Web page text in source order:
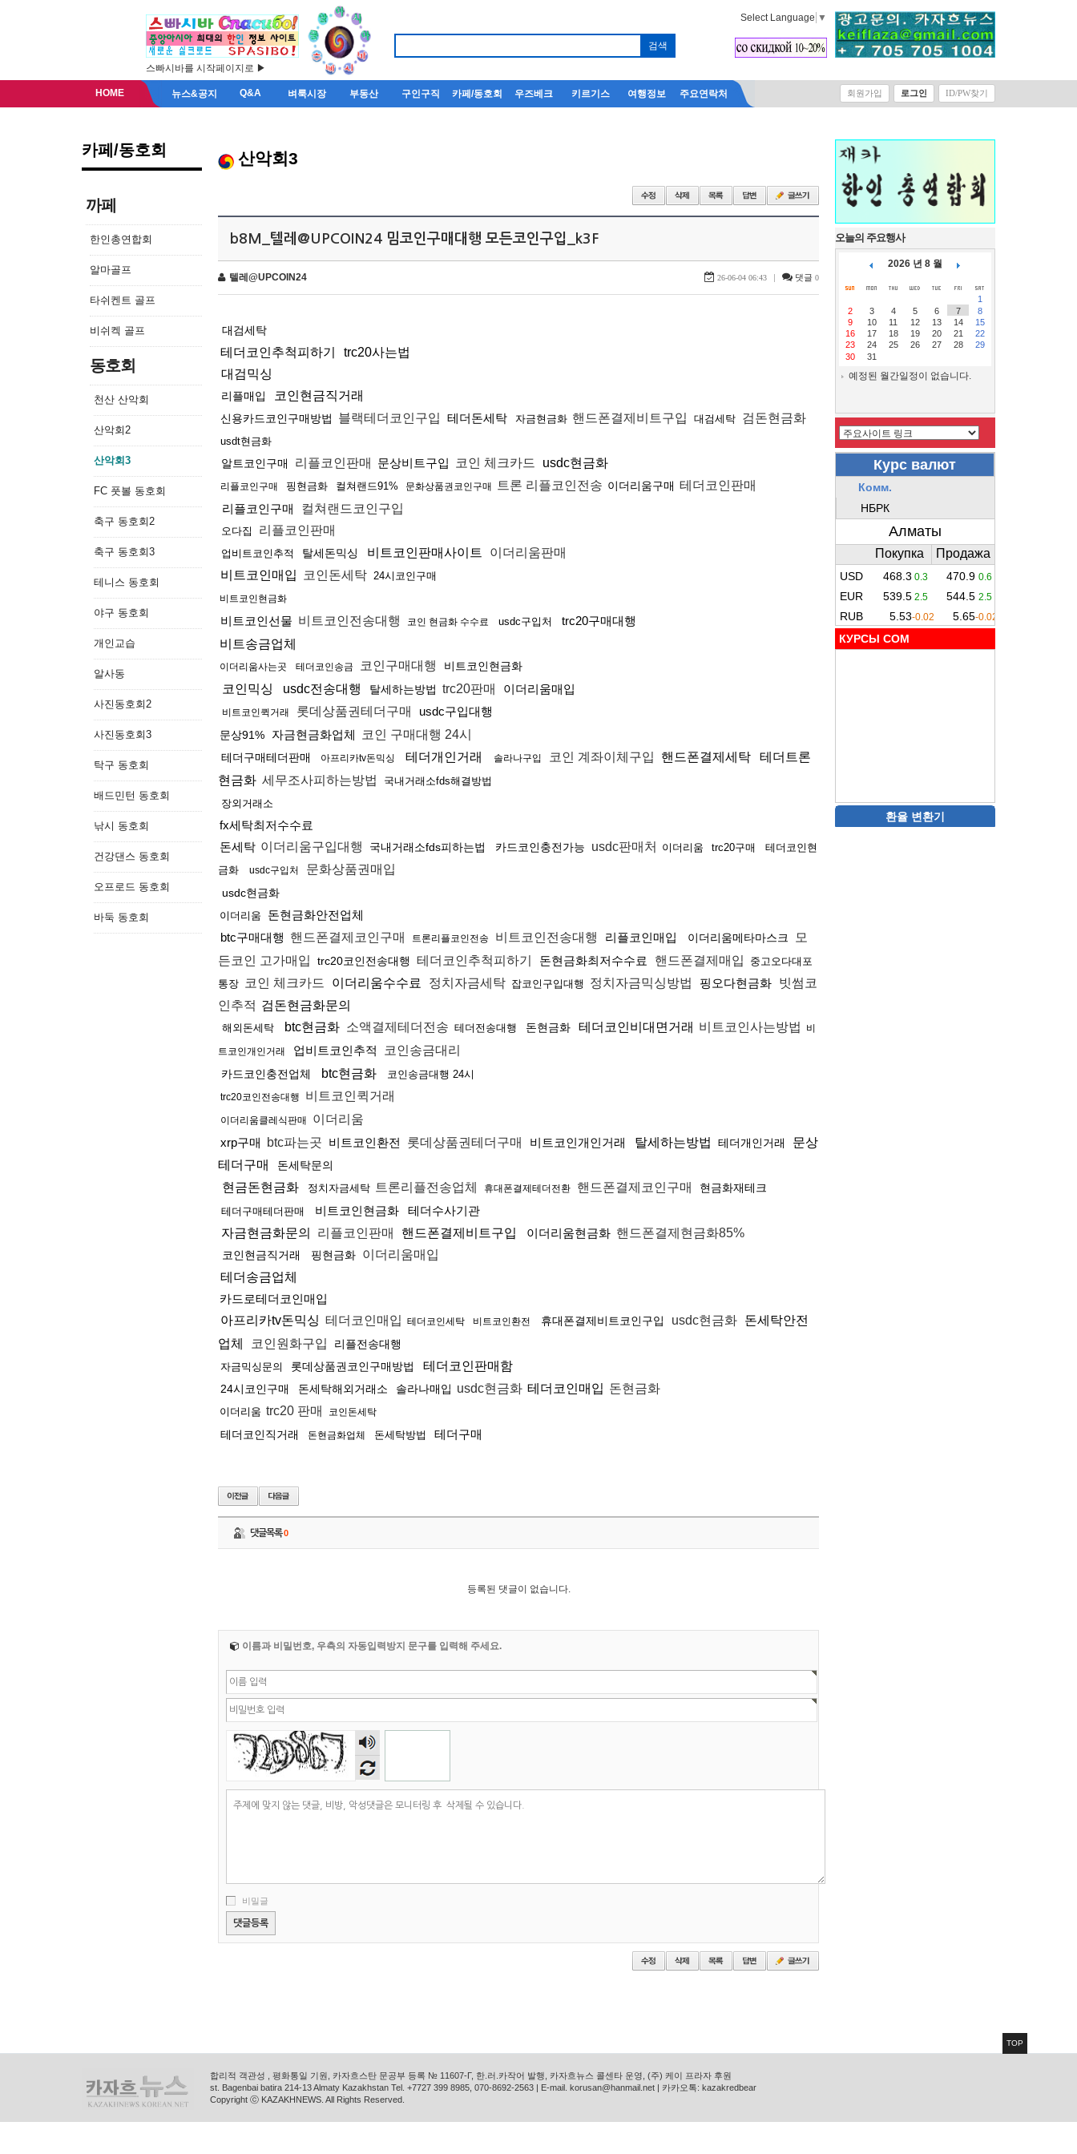
스빠시바를 시작페이지로 ▶
Select Language ▼
HOME 뉴스&공지 Q&A 벼룩시장 부동산 구인구직 카페/동호회 우즈베크 키르기스 여행정보 주요연락처 회원가입 로그인 ID/PW찾기
카페/동호회
까페
한인총연합회
알마골프
타쉬켄트 골프
비쉬켁 골프
동호회
천산 산악회
산악회2
산악회3
FC 풋볼 동호회
축구 동호회2
축구 동호회3
테니스 동호회
야구 동호회
개인교습
알사동
사진동호회2
사진동호회3
탁구 동호회
배드민턴 동호회
낚시 동호회
건강댄스 동호회
오프로드 동호회
바둑 동호회
산악회3
b8M_텔레@UPCOIN24 밈코인구매대행 모든코인구입_k3F
텔레@UPCOIN24 26-06-04 06:43 | 댓글 0
대검세탁
테더코인추척피하기
trc20사는법
대검믹싱
리플매입 코인현금직거래
신용카드코인구매방법 블랙테더코인구입 테더돈세탁 자금현금화 핸드폰결제비트구입 대검세탁 검돈현금화
usdt현금화
알트코인구매 리플코인판매 문상비트구입 코인 체크카드 usdc현금화
리플코인구매 핑현금화 컬쳐랜드91% 문화상품권코인구매 트론 리플코인전송 이더리움구매 테더코인판매
리플코인구매
컬쳐랜드코인구입
오다집 리플코인판매
업비트코인추적 탈세돈믹싱 비트코인판매사이트
이더리움판매
비트코인매입
코인돈세탁 24시코인구매
비트코인현금화
비트코인선물 비트코인전송대행 코인 현금화 수수료 usdc구입처
trc20구매대행
비트송금업체
이더리움사는곳 테더코인송금 코인구매대행 비트코인현금화
코인믹싱 usdc전송대행 탈세하는방법 trc20판매 이더리움매입
비트코인퀵거래 롯데상품권테더구매 usdc구입대행
문상91% 자금현금화업체 코인 구매대행 24시
테더구매테더판매 아프리카tv돈믹싱 테더개인거래 솔라나구입 코인 계좌이체구입 핸드폰결제세탁
테더트론
현금화 세무조사피하는방법
국내거래소fds해결방법
장외거래소
fx세탁최저수수료
돈세탁 이더리움구입대행 국내거래소fds피하는법 카드코인충전가능 usdc판매처 이더리움 trc20구매
테더코인현
금화
usdc구입처 문화상품권매입
usdc현금화
이더리움
돈현금화안전업체
btc구매대행 핸드폰결제코인구매 트론리플코인전송 비트코인전송대행 리플코인매입 이더리움메타마스크
모
든코인 고가매입
trc20코인전송대행 테더코인추척피하기 돈현금화최저수수료 핸드폰결제매입
중고오다대포
통장 코인 체크카드 이더리움수수료 정치자금세탁 잡코인구입대행 정치자금믹싱방법 핑오다현금화 빗썸코
인추적 검돈현금화문의
해외돈세탁 btc현금화 소액결제테더전송 테더전송대행 돈현금화 테더코인비대면거래 비트코인사는방법 비
트코인개인거래 업비트코인추적 코인송금대리
카드코인충전업체 btc현금화 코인송금대행 24시
trc20코인전송대행 비트코인퀵거래
이더리움클레식판매
이더리움
xrp구매
btc파는곳 비트코인환전 롯데상품권테더구매 비트코인개인거래 탈세하는방법 테더개인거래
문상
테더구매
돈세탁문의
현금돈현금화 정치자금세탁 트론리플전송업체 휴대폰결제테더전환 핸드폰결제코인구매 현금화재테크
테더구매테더판매 비트코인현금화
테더수사기관
자금현금화문의
리플코인판매 핸드폰결제비트구입 이더리움현금화 핸드폰결제현금화85%
코인현금직거래 핑현금화 이더리움매입
테더송금업체
카드로테더코인매입
아프리카tv돈믹싱 테더코인매입 테더코인세탁 비트코인환전 휴대폰결제비트코인구입 usdc현금화 돈세탁안전
업체
코인원화구입 리플전송대행
자금믹싱문의 롯데상품권코인구매방법 테더코인판매함
24시코인구매 돈세탁해외거래소 솔라나매입 usdc현금화 테더코인매입 돈현금화
이더리움 trc20 판매 코인돈세탁
테더코인직거래 돈현금화업체 돈세탁방법 테더구매
댓글목록0
등록된 댓글이 없습니다.
이름과 비밀번호, 우측의 자동입력방지 문구를 입력해 주세요.
숫자
음성
듣기
비밀글
오늘의 주요행사
2026 년 8 월
1
2
3 4 5 6 7
8
9
10 11 12 13 14
15
16
17 18 19 20 21
22
23
24 25 26 27 28
29
30
31
예정된 월간일정이 없습니다.
КУРСЫ COM
환율 변환기
합리적 객관성 , 평화통일 기원, 카자흐스탄 문공부 등록 № 11607-Г, 한.러.카작어 발행, 카자흐뉴스 콜센타 운영, (주) 케이 프라자 후원
st. Bagenbai batira 214-13 Almaty Kazakhstan Tel. +7727 399 8985, 070-8692-2563 | E-mail. korusan@hanmail.net | 카카오톡: kazakredbear
Copyright ⓒ KAZAKHNEWS. All Rights Reserved.
TOP